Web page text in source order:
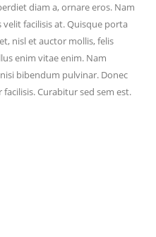
diam a, ornare eros. Nam
facilisis at. Quisque porta
nisl et auctor mollis, felis
enim vitae enim. Nam
bibendum pulvinar. Donec
Curabitur sed sem est.